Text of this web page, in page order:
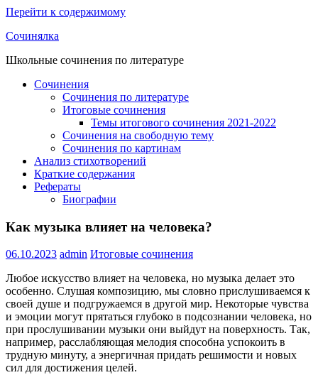
Перейти к содержимому
Сочинялка
Школьные сочинения по литературе
Сочинения
Сочинения по литературе
Итоговые сочинения
Темы итогового сочинения 2021-2022
Сочинения на свободную тему
Сочинения по картинам
Анализ стихотворений
Краткие содержания
Рефераты
Биографии
Как музыка влияет на человека?
06.10.2023 admin Итоговые сочинения
Любое искусство влияет на человека, но музыка делает это
особенно. Слушая композицию, мы словно прислушиваемся к
своей душе и подгружаемся в другой мир. Некоторые чувства
и эмоции могут прятаться глубоко в подсознании человека, но
при прослушивании музыки они выйдут на поверхность. Так,
например, расслабляющая мелодия способна успокоить в
трудную минуту, а энергичная придать решимости и новых
сил для достижения целей.